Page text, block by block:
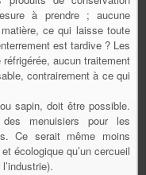
à prendre ; aucune
ce qui laisse toute
est tardive ? Les
aucun traitement
contrairement à ce qui
sapin, doit être possible.
menuisiers pour les
Ce serait même moins
écologique qu’un cercueil